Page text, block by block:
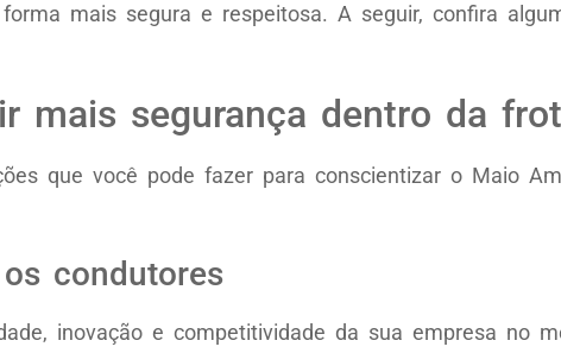
mais segura e respeitosa. A seguir, confira
mais segurança dentro da
que você pode fazer para conscientizar o Maio
condutores
inovação e competitividade da sua empresa no